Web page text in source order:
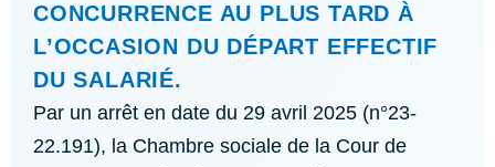
CONCURRENCE AU PLUS TARD À
L’OCCASION DU DÉPART EFFECTIF
DU SALARIÉ.
Par un arrêt en date du 29 avril 2025 (n°23-
22.191), la Chambre sociale de la Cour de